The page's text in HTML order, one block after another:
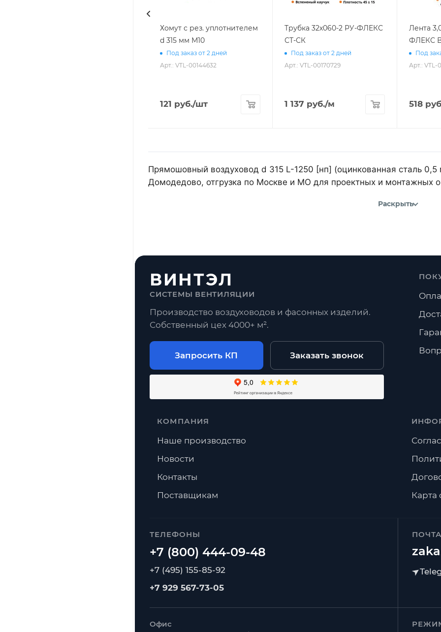
Хомут с рез. уплотнителем
d 315 мм М10
Под заказ от 2 дней
Арт.: VTL-00144632
121 руб./шт
Трубка 32х060-2 РУ-ФЛЕКС
СТ-СК
Под заказ от 2 дней
Арт.: VTL-00170729
1 137 руб./м
Лента
ФЛЕКС
Под
Арт.: VTL-
518
Прямошовный воздуховод d 315 L-1250 [нп] (оцинкованная сталь
Домодедово, отгрузка по Москве и МО для проектных и монтажных
Раскрыть
ВИНТЭЛ
СИСТЕМЫ ВЕНТИЛЯЦИИ
Производство воздуховодов и фасонных изделий.
Собственный цех 4000+ м².
Запросить КП Заказать звонок
ТЕЛЕФОНЫ
+7 (495) 155-85-92
+7 929 567-73-05
Офис
КОМПАНИЯ
Наше производство
Новости
Контакты
Поставщикам
Карта